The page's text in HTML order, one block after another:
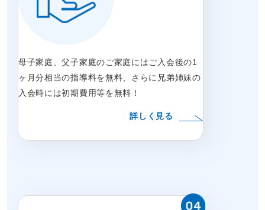
母子家庭、父子家庭のご家庭にはご入会後の1
ヶ月分相当の指導料を無料、さらに兄弟姉妹の
入会時には初期費用等を無料！
詳しく見る